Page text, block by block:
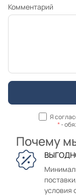
Комментарий
Я
*-
Почему
условия